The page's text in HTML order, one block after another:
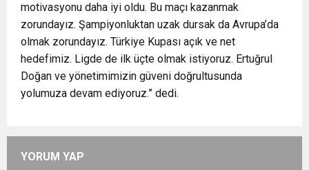
motivasyonu daha iyi oldu. Bu maçı kazanmak
zorundayız. Şampiyonluktan uzak dursak da Avrupa’da
olmak zorundayız. Türkiye Kupası açık ve net
hedefimiz. Ligde de ilk üçte olmak istiyoruz. Ertuğrul
Doğan ve yönetimimizin güveni doğrultusunda
yolumuza devam ediyoruz.” dedi.
YORUM YAP